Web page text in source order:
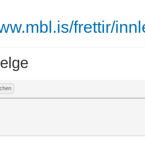
frettir/